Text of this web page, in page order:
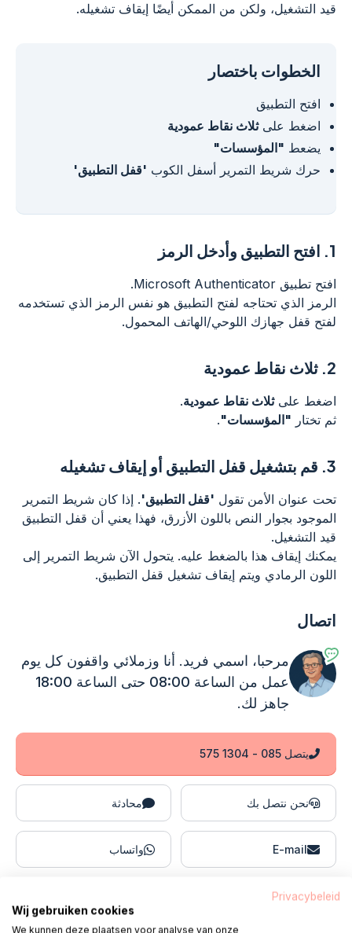
قيد التشغيل، ولكن من الممكن أيضًا إيقاف تشغيله.
الخطوات باختصار
افتح التطبيق
اضغط علىثلاث نقاط عمودية
يضعط "المؤسسات"
حرك شريط التمرير أسفل الكوب 'قفل التطبيق'
1. افتح التطبيق وأدخل الرمز
افتح تطبيق Microsoft Authenticator.
الرمز الذي تحتاجه لفتح التطبيق هو نفس الرمز الذي تستخدمه
لفتح قفل جهازك اللوحي/الهاتف المحمول.
2. ثلاث نقاط عمودية
اضغط علىثلاث نقاط عمودية.
ثم تختار "المؤسسات".
3. قم بتشغيل قفل التطبيق أو إيقاف تشغيله
تحت عنوان الأمن تقول 'قفل التطبيق'. إذا كان شريط التمرير
الموجود بجوار النص باللون الأزرق، فهذا يعني أن قفل التطبيق
قيد التشغيل.
يمكنك إيقاف هذا بالضغط عليه. يتحول الآن شريط التمرير إلى
اللون الرمادي ويتم إيقاف تشغيل قفل التطبيق.
اتصال
مرحبا، اسمي فريد. أنا وزملائي واقفون كل يوم
عمل من الساعة 08:00 حتى الساعة 18:00
جاهز لك.
يتصل 085 - 1304 575
نحن نتصل بك محادثة
E-mail واتساب
الأسئلة المتداولة حول Digitale veiligheid
Privacybeleid
Wij gebruiken cookies
We kunnen deze plaatsen voor analyse van onze